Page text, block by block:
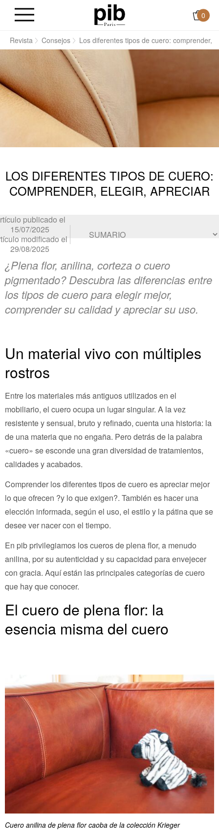
0
Revista Consejos Los diferentes tipos de cuero: comprender,
LOS DIFERENTES TIPOS DE CUERO:
COMPRENDER, ELEGIR, APRECIAR
publicado el
15/07/2025
modificado el
29/08/2025
¿Plena flor, anilina, corteza o cuero
pigmentado? Descubra las diferencias entre
los tipos de cuero para elegir mejor,
comprender su calidad y apreciar su uso.
Un material vivo con múltiples
rostros
Entre los materiales más antiguos utilizados en el
mobiliario, el cuero ocupa un lugar singular. A la vez
resistente y sensual, bruto y refinado, cuenta una historia: la
de una materia que no engaña. Pero detrás de la palabra
«cuero» se esconde una gran diversidad de tratamientos,
calidades y acabados.
Comprender los diferentes tipos de cuero es apreciar mejor
lo que ofrecen ?y lo que exigen?. También es hacer una
elección informada, según el uso, el estilo y la pátina que se
desee ver nacer con el tiempo.
En pib privilegiamos los cueros de plena flor, a menudo
anilina, por su autenticidad y su capacidad para envejecer
con gracia. Aquí están las principales categorías de cuero
que hay que conocer.
El cuero de plena flor: la
esencia misma del cuero
Cuero anilina de plena flor caoba de la colección Krieger